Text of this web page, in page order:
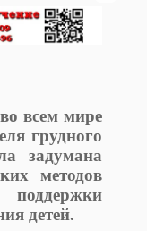
всем мире
грудного
задумана
методов
детей.